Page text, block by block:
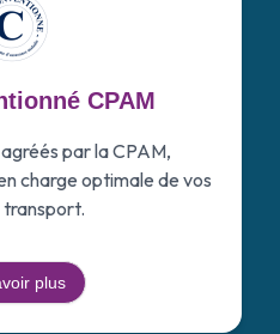
CPAM
par la CPAM,
charge optimale de vos
plus